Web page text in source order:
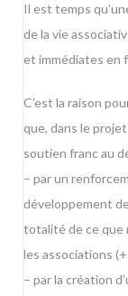
Il est temps
de la vie
et immédiates en
C’est la raison
que, dans le
soutien franc au
– par un
développement
totalité de ce que
les associations
– par la création